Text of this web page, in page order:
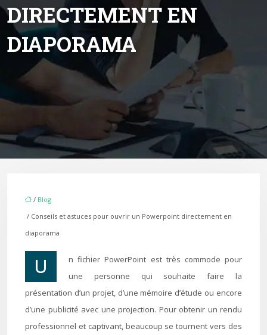
DIRECTEMENT EN
DIAPORAMA
/ Blog
/ Conseils et astuces pour ouvrir un Powerpoint directement en
diaporama
Un fichier PowerPoint est très commode pour
une personne qui souhaite faire la
présentation d’un projet, d’une mémoire d’étude ou encore
d’une publicité avec une projection. Pour obtenir un rendu
professionnel et captivant, beaucoup se tournent vers des